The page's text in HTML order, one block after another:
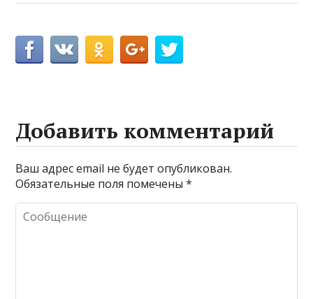
Добавить комментарий
Ваш адрес email не будет опубликован.
Обязательные поля помечены*